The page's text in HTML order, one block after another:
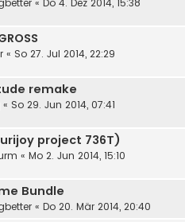
« Do 4. Dez 2014, 15:38
« So 27. Jul 2014, 22:29
remake
« So 29. Jun 2014, 07:41
project 736T)
« Mo 2. Jun 2014, 15:10
Bundle
« Do 20. Mär 2014, 20:40